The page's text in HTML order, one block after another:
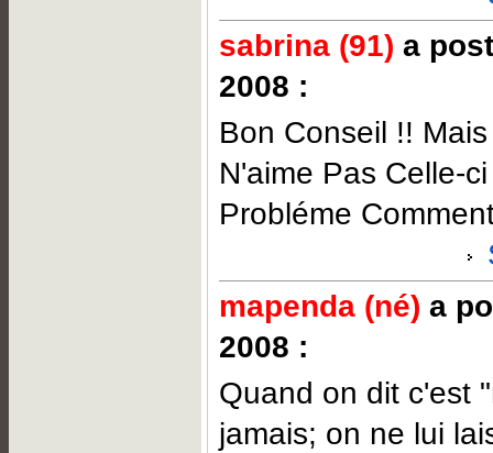
sabrina (91) a
2008 :
Bon Conseil !!
N'aime Pas Celle-
Probléme
mapenda (né) a
2008 :
Quand on dit c'est
jamais; on ne lui